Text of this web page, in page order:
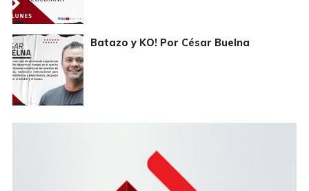
Batazo y KO! Por César Buelna